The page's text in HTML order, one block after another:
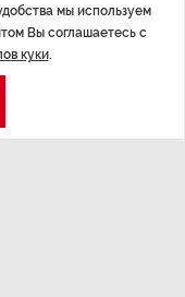
мы используем
Вы соглашаетесь с
куки.